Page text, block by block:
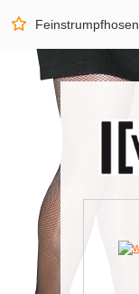
Feinstrumpfhosen